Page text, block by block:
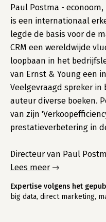
Paul Postma -
is een internationaal
legde de basis voor de
CRM een wereldwijde
loopbaan in het
van Ernst & Young een
Veelgevraagd spreker
auteur diverse boeken.
van zijn
prestatieverbetering in
Directeur van Paul
Lees meer
Expertise volgens het
big data, direct marketing,